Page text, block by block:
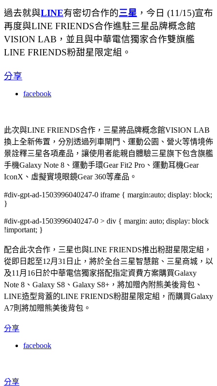
過去就與LINE有密切合作的三星 ，今日 (11/15)宣布
再度與LINE FRIENDS合作進駐三星品牌概念館
VISION LAB，並且與中華電信獨家合作雙旗艦
LINE FRIENDS粉甜星限定組。
分享
facebook
此次與LINE FRIENDS合作，三星將品牌概念館VISION LAB
換上全新佈置，分別透過列車閘門、運動公園、營火等情境佈
景詮釋三星各項產品，讓使用者能親自體驗三星旗下包含旗艦
手機Galaxy Note 8、運動手環Gear Fit2 Pro、運動耳機Gear
IconX、虛擬實境眼鏡Gear 360等產品。
#div-gpt-ad-1503996040247-0 iframe { margin:auto; display: block;
}
#div-gpt-ad-1503996040247-0 > div { margin: auto; display: block
!important; }
配合此次合作，三星也與LINE FRIENDS推出粉甜星限定組，
從即日起至12月31日止，將於全台三星智慧館、三星商城，以
及11月16日於中華電信獨家搭配指定資費方案購買Galaxy
Note 8、Galaxy S8、Galaxy S8+，將加贈內附熊美後背包、
LINE造型背蓋的LINE FRIENDS粉甜星限定組，而購買Galaxy
A7則將加贈熊美後背包。
分享
facebook
分享